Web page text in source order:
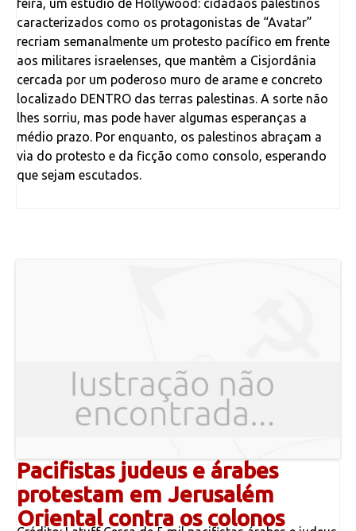
caracterizados como os protagonistas de “Avatar”
recriam semanalmente um protesto pacífico em frente
aos militares israelenses, que mantêm a Cisjordânia
cercada por um poderoso muro de arame e concreto
localizado DENTRO das terras palestinas. A sorte não
lhes sorriu, mas pode haver algumas esperanças a
médio prazo. Por enquanto, os palestinos abraçam a
via do protesto e da ficção como consolo, esperando
que sejam escutados.
Pacifistas judeus e árabes
protestam em Jerusalém
Oriental contra os colonos